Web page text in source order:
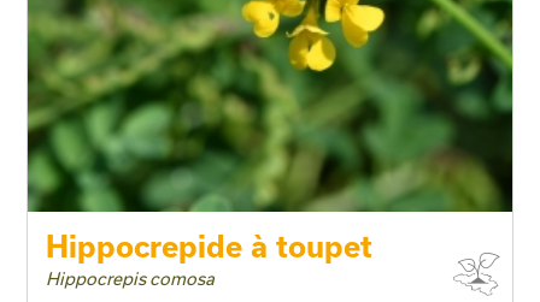
Hippocrepide à toupet
Hippocrepis comosa